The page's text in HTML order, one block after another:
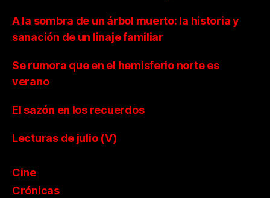
A la sombra de un árbol muerto: la historia y
sanación de un linaje familiar
Se rumora que en el hemisferio norte es
verano
El sazón en los recuerdos
Lecturas de julio (V)
Cine
Crónicas